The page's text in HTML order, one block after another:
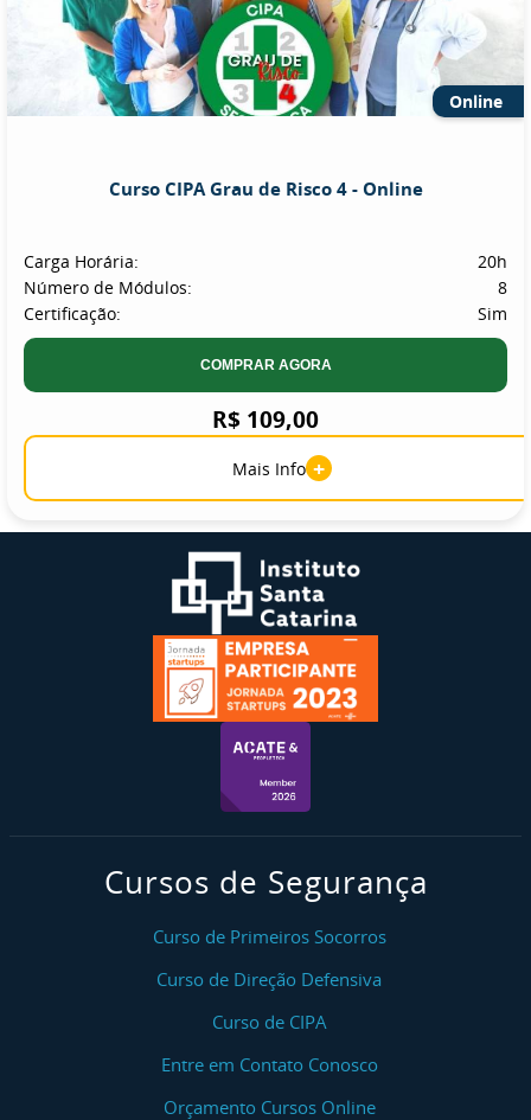
Online
Curso CIPA Grau de Risco 4 - Online
Carga Horária:
20h
Número de Módulos:
8
Certificação:
Sim
COMPRAR AGORA
R$ 109,00
Mais Info +
Cursos de Segurança
Curso de Primeiros Socorros
Curso de Direção Defensiva
Curso de CIPA
Entre em Contato Conosco
Orçamento Cursos Online